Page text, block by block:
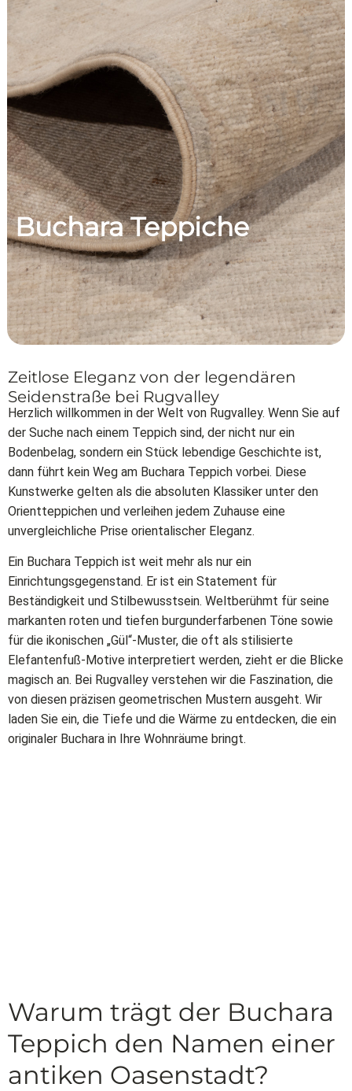
Buchara Teppiche
Zeitlose Eleganz von der legendären
Seidenstraße bei Rugvalley
Herzlich willkommen in der Welt von Rugvalley. Wenn Sie auf
der Suche nach einem Teppich sind, der nicht nur ein
Bodenbelag, sondern ein Stück lebendige Geschichte ist,
dann führt kein Weg am Buchara Teppich vorbei. Diese
Kunstwerke gelten als die absoluten Klassiker unter den
Orientteppichen und verleihen jedem Zuhause eine
unvergleichliche Prise orientalischer Eleganz.
Ein Buchara Teppich ist weit mehr als nur ein
Einrichtungsgegenstand. Er ist ein Statement für
Beständigkeit und Stilbewusstsein. Weltberühmt für seine
markanten roten und tiefen burgunderfarbenen Töne sowie
für die ikonischen „Gül“-Muster, die oft als stilisierte
Elefantenfuß-Motive interpretiert werden, zieht er die Blicke
magisch an. Bei Rugvalley verstehen wir die Faszination, die
von diesen präzisen geometrischen Mustern ausgeht. Wir
laden Sie ein, die Tiefe und die Wärme zu entdecken, die ein
originaler Buchara in Ihre Wohnräume bringt.
Warum trägt der Buchara
Teppich den Namen einer
antiken Oasenstadt?